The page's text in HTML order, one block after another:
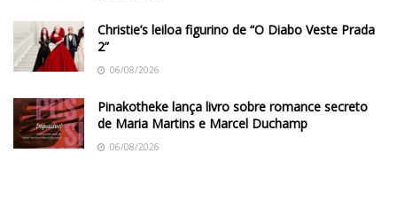
Christie’s leiloa figurino de “O Diabo Veste Prada
2”
06/08/2026
Pinakotheke lança livro sobre romance secreto
de Maria Martins e Marcel Duchamp
06/08/2026